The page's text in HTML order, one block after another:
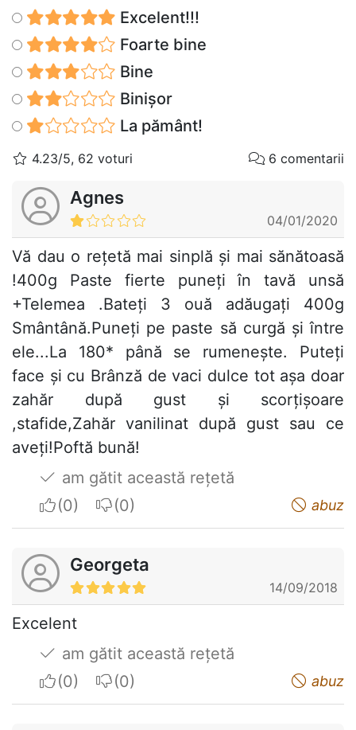
Excelent!!!
Foarte bine
Bine
Binișor
La pământ!
4.23/5, 62 voturi 6 comentarii
Agnes
04/01/2020
Vă dau o rețetă mai sinplă și mai sănătoasă
!400g Paste fierte puneți în tavă unsă
+Telemea .Bateți 3 ouă adăugați 400g
Smântână.Puneți pe paste să curgă și între
ele...La 180* până se rumenește. Puteți
face și cu Brânză de vaci dulce tot așa doar
zahăr după gust și scorțișoare
,stafide,Zahăr vanilinat după gust sau ce
aveți!Poftă bună!
am gătit această rețetă
I apreciateI do not appreciate abuz
Georgeta
14/09/2018
Excelent
am gătit această rețetă
I apreciateI do not appreciate abuz